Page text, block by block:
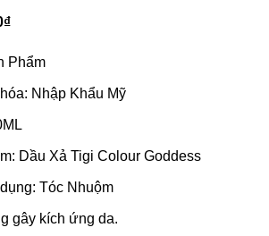
₫
Phẩm
Nhập Khẩu Mỹ
Dầu Xả Tigi Colour Goddess
Tóc Nhuộm
gây kích ứng da.